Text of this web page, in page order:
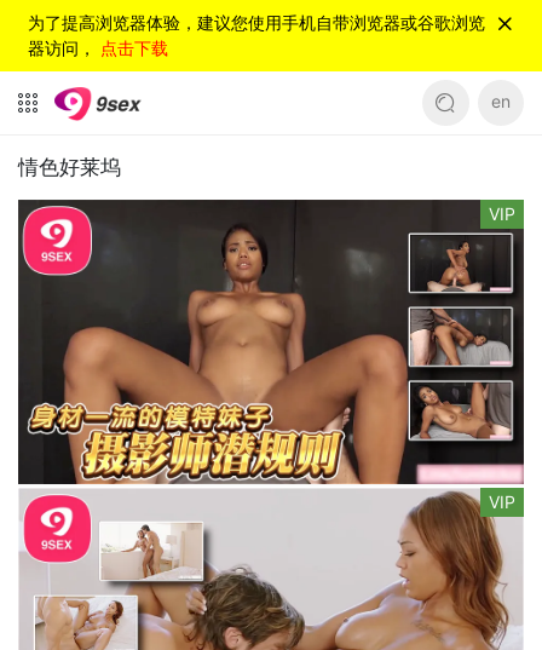
为了提高浏览器体验，建议您使用手机自带浏览器或谷歌浏览
器访问， 点击下载
en
情色好莱坞
VIP
VIP